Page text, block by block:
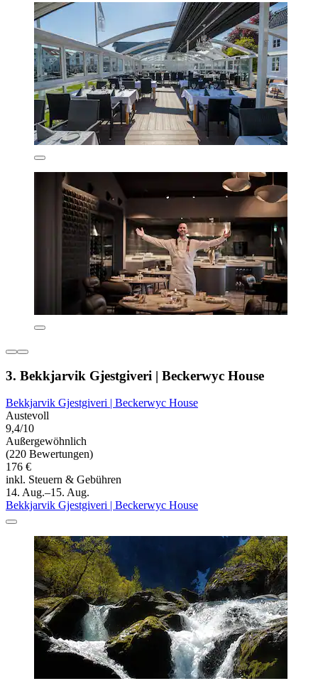
3. Bekkjarvik Gjestgiveri | Beckerwyc House
Bekkjarvik Gjestgiveri | Beckerwyc House
Austevoll
9,4/10
Außergewöhnlich
(220 Bewertungen)
176 €
inkl. Steuern & Gebühren
14. Aug.–15. Aug.
Bekkjarvik Gjestgiveri | Beckerwyc House